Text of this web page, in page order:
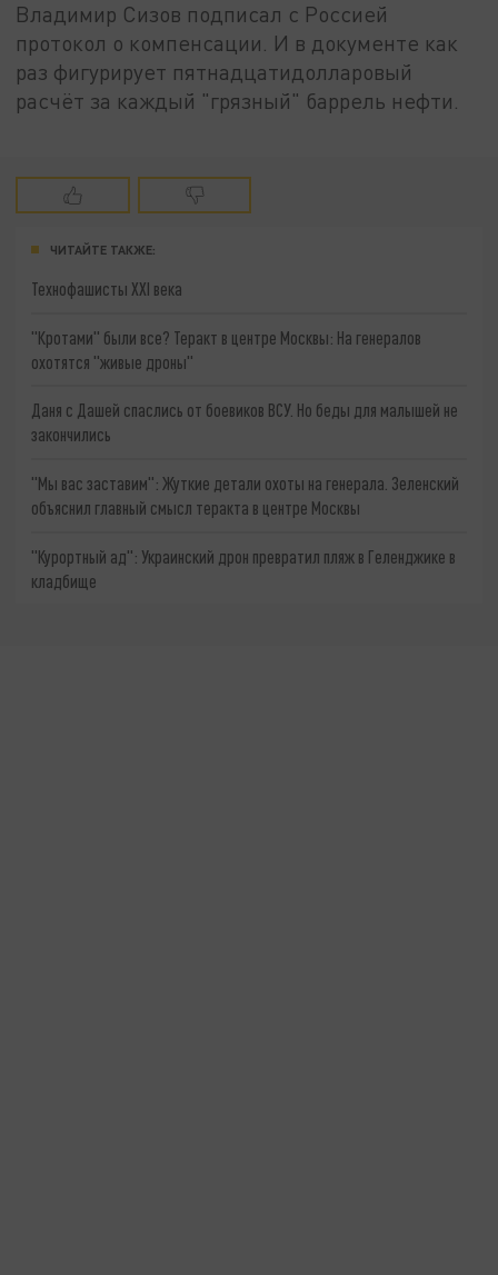
Владимир Сизов подписал с Россией
протокол о компенсации. И в документе как
раз фигурирует пятнадцатидолларовый
расчёт за каждый "грязный" баррель нефти.
ЧИТАЙТЕ ТАКЖЕ:
Технофашисты XXI века
"Кротами" были все? Теракт в центре Москвы: На генералов
охотятся "живые дроны"
Даня с Дашей спаслись от боевиков ВСУ. Но беды для малышей не
закончились
"Мы вас заставим": Жуткие детали охоты на генерала. Зеленский
объяснил главный смысл теракта в центре Москвы
"Курортный ад": Украинский дрон превратил пляж в Геленджике в
кладбище